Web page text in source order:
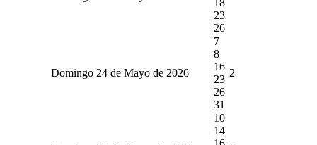
23
26
Domingo 24 de Mayo de 2026
7
8
16
23
26
31
2
10
14